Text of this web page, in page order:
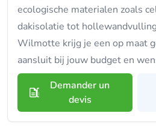
ecologische materialen zoals
dakisolatie tot
Wilmotte krijg je een op maat
aansluit bij jouw budget en
Demander un
devis